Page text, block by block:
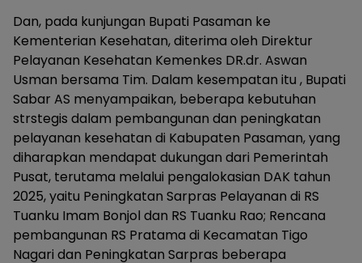
Dan, pada kunjungan Bupati Pasaman ke
Kementerian Kesehatan, diterima oleh Direktur
Pelayanan Kesehatan Kemenkes DR.dr. Aswan
Usman bersama Tim. Dalam kesempatan itu , Bupati
Sabar AS menyampaikan, beberapa kebutuhan
strstegis dalam pembangunan dan peningkatan
pelayanan kesehatan di Kabupaten Pasaman, yang
diharapkan mendapat dukungan dari Pemerintah
Pusat, terutama melalui pengalokasian DAK tahun
2025, yaitu Peningkatan Sarpras Pelayanan di RS
Tuanku Imam Bonjol dan RS Tuanku Rao; Rencana
pembangunan RS Pratama di Kecamatan Tigo
Nagari dan Peningkatan Sarpras beberapa